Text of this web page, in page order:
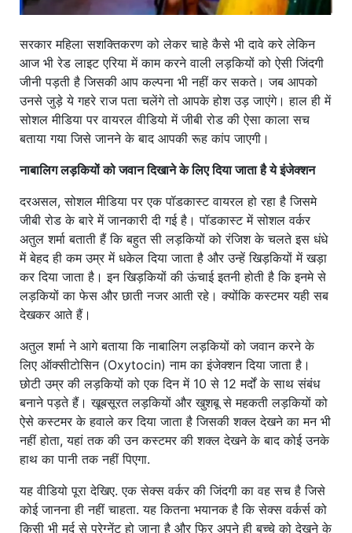
सरकार महिला सशक्तिकरण को लेकर चाहे कैसे भी दावे करे लेकिन
आज भी रेड लाइट एरिया में काम करने वाली लड़कियों को ऐसी जिंदगी
जीनी पड़ती है जिसकी आप कल्पना भी नहीं कर सकते। जब आपको
उनसे जुड़े ये गहरे राज पता चलेंगे तो आपके होश उड़ जाएंगे। हाल ही में
सोशल मीडिया पर वायरल वीडियो में जीबी रोड की ऐसा काला सच
बताया गया जिसे जानने के बाद आपकी रूह कांप जाएगी।
नाबालिग लड़कियों को जवान दिखाने के लिए दिया जाता है ये इंजेक्शन
दरअसल, सोशल मीडिया पर एक पॉडकास्ट वायरल हो रहा है जिसमे
जीबी रोड के बारे में जानकारी दी गई है। पॉडकास्ट में सोशल वर्कर
अतुल शर्मा बताती हैं कि बहुत सी लड़कियों को रंजिश के चलते इस धंधे
में बेहद ही कम उम्र में धकेल दिया जाता है और उन्हें खिड़कियों में खड़ा
कर दिया जाता है। इन खिड़कियों की ऊंचाई इतनी होती है कि इनमे से
लड़कियों का फेस और छाती नजर आती रहे। क्योंकि कस्टमर यही सब
देखकर आते हैं।
अतुल शर्मा ने आगे बताया कि नाबालिग लड़कियों को जवान करने के
लिए ऑक्सीटोसिन (Oxytocin) नाम का इंजेक्शन दिया जाता है।
छोटी उम्र की लड़कियों को एक दिन में 10 से 12 मर्दों के साथ संबंध
बनाने पड़ते हैं। खूबसूरत लड़कियों और खुशबू से महकती लड़कियों को
ऐसे कस्टमर के हवाले कर दिया जाता है जिसकी शक्ल देखने का मन भी
नहीं होता, यहां तक की उन कस्टमर की शक्ल देखने के बाद कोई उनके
हाथ का पानी तक नहीं पिएगा.
यह वीडियो पूरा देखिए. एक सेक्स वर्कर की जिंदगी का वह सच है जिसे
कोई जानना ही नहीं चाहता. यह कितना भयानक है कि सेक्स वर्कर्स को
किसी भी मर्द से प्रेग्नेंट हो जाना है और फिर अपने ही बच्चे को देखने के